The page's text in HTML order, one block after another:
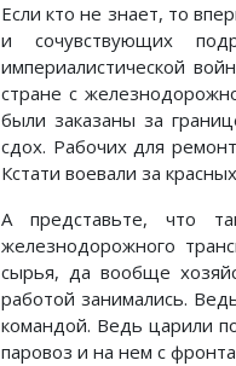
Если кто не знает, то
и сочувствующих
империалистической
стране с
были заказаны за
сдох. Рабочих для
Кстати воевали за
А представьте, что
железнодорожного
сырья, да вообще
работой занимались.
командой. Ведь царили
паровоз и на нем с